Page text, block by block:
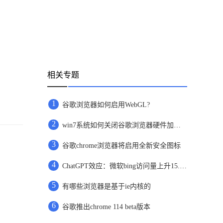
相关专题
1 谷歌浏览器如何启用WebGL?
2 win7系统如何关闭谷歌浏览器硬件加速功能
3 谷歌chrome浏览器将启用全新安全图标
4 ChatGPT效应：微软bing访问量上升15.8%，谷歌访问量下降1%
5 有哪些浏览器是基于ie内核的
6 谷歌推出chrome 114 beta版本